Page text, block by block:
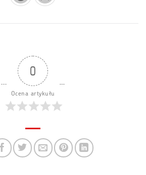
0
Ocena artykułu